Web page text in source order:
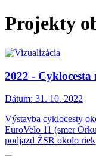
Projekty
2022 -
Dátum: 31. 10. 2022
Výstavba cyklocesty
EuroVelo 11 (smer
podjazd ŽSR okolo